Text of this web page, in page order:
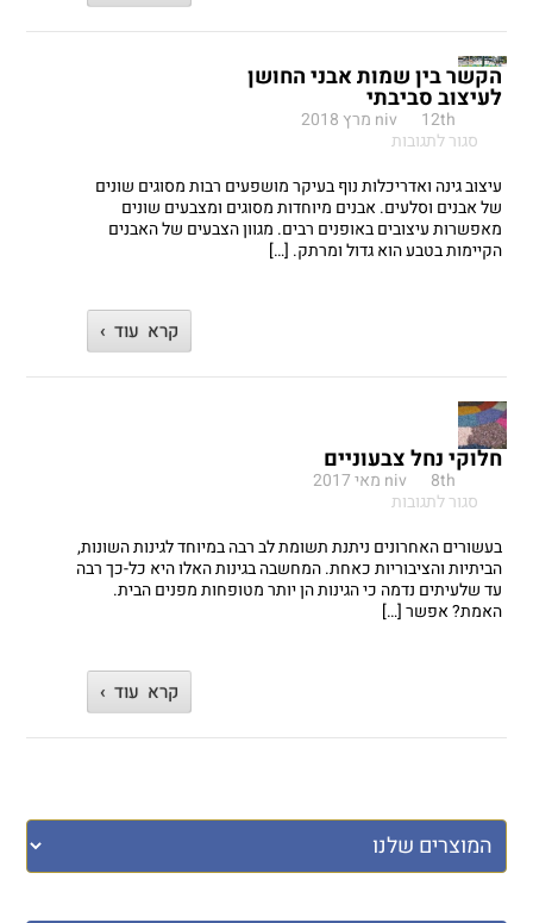
הקשר בין שמות אבני החושן
לעיצוב סביבתי
niv
12th מרץ 2018
סגור לתגובות
בין
שמות
אבני
החושן
עיצוב גינה ואדריכלות נוף בעיקר מושפעים רבות מסוגים שונים
של אבנים וסלעים. אבנים מיוחדות מסוגים ומצבעים שונים
מאפשרות עיצובים באופנים רבים. מגוון הצבעים של האבנים
הקיימות בטבע הוא גדול ומרתק. […]
קרא עוד ›
חלוקי נחל צבעוניים
niv
8th מאי 2017
סגור לתגובות
נחל
צבעוניים
בעשורים האחרונים ניתנת תשומת לב רבה במיוחד לגינות השונות,
הביתיות והציבוריות כאחת. המחשבה בגינות האלו היא כל-כך רבה
עד שלעיתים נדמה כי הגינות הן יותר מטופחות מפנים הבית.
האמת? אפשר […]
קרא עוד ›